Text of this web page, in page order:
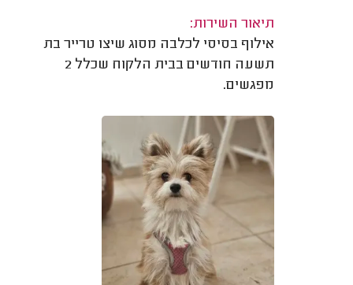
תיאור השירות:
אילוף בסיסי לכלבה מסוג שיצו טרייר בת
תשעה חודשים בבית הלקוח שכלל 2
מפגשים.